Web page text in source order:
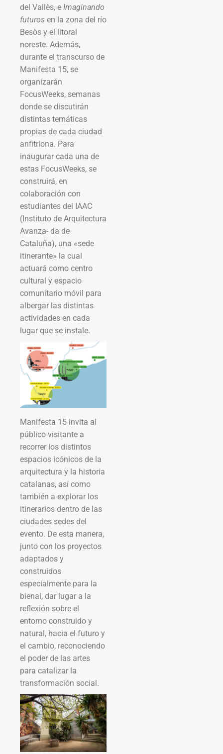
del Vallès, e Imaginando
futuros en la zona del río
Besòs y el litoral
noreste. Además,
durante el transcurso de
Manifesta 15, se
organizarán
FocusWeeks, semanas
donde se discutirán
distintas temáticas
propias de cada ciudad
anfitriona. Para
inaugurar cada una de
estas FocusWeeks, se
construirá, en
colaboración con
estudiantes del IAAC
(Instituto de Arquitectura
Avanza- da de
Cataluña), una «sede
itinerante» la cual
actuará como centro
cultural y espacio
comunitario móvil para
albergar las distintas
actividades en cada
lugar que se instale.
Manifesta 15 invita al
público visitante a
recorrer los distintos
espacios icónicos de la
arquitectura y la historia
catalanas, así como
también a explorar los
itinerarios dentro de las
ciudades sedes del
evento. De esta manera,
junto con los proyectos
adaptados y
construidos
especialmente para la
bienal, dar lugar a la
reflexión sobre el
entorno construido y
natural, hacia el futuro y
el cambio, reconociendo
el poder de las artes
para catalizar la
transformación social.